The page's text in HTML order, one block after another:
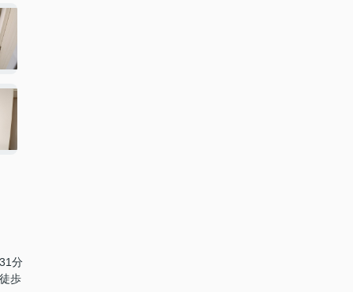
分
歩